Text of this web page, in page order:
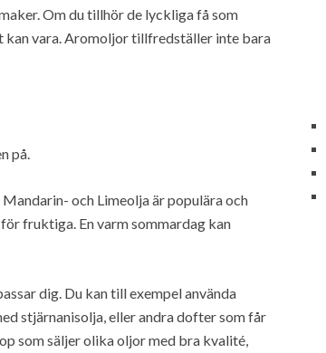
Om du tillhör de lyckliga få som
kan vara. Aromoljor tillfredställer inte bara
på.
och Limeolja är populära och
fruktiga. En varm sommardag kan
dig. Du kan till exempel använda
stjärnanisolja, eller andra dofter som får
som säljer olika oljor med bra kvalité,